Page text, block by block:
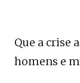
Que a crise
homens e